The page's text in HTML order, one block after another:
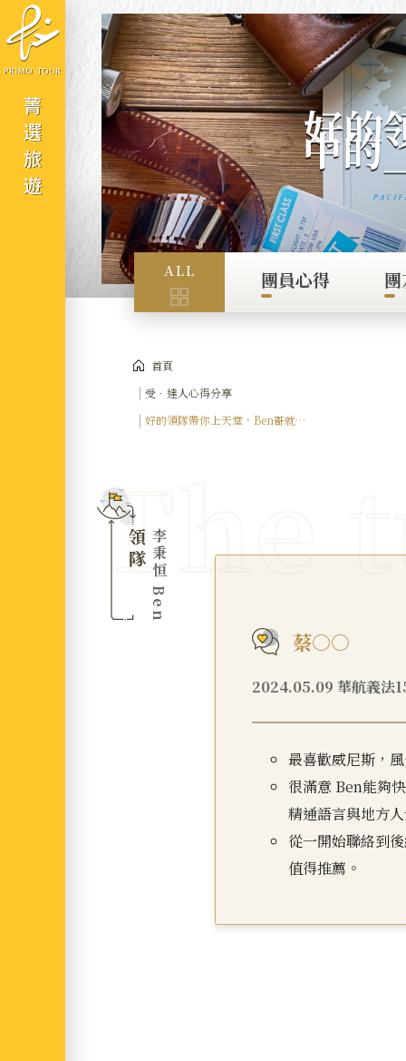
好的
中的
ALL 團員心得
首頁
受．達人心得分享
好的領隊帶你上天堂，Ben哥就是
領隊李秉恒 Ben
蔡○○
2024.05.09 華航義法
最喜歡威尼斯，
很滿意 Ben能夠
精通語言與地方
從一開始聯絡到
值得推薦。
Cookie管理面板